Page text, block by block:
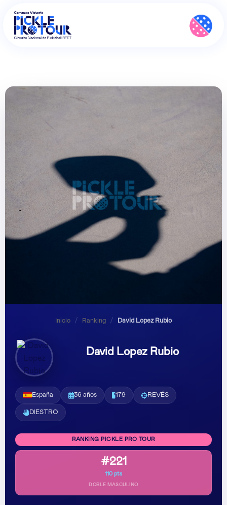
Inicio / Ranking / David Lopez Rubio
David Lopez Rubio
España 36 años 179 REVÉS
DIESTRO
RANKING PICKLE PRO TOUR
#221
110 pts
DOBLE MASCULINO